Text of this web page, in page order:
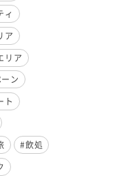
ィ
ア
リア
ン
ト
#飲処